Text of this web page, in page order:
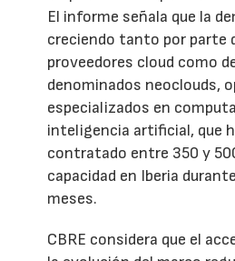
El informe señala que la
creciendo tanto por parte
proveedores cloud como
denominados neoclouds,
especializados en
inteligencia artificial, que
contratado entre 350 y
capacidad en Iberia
meses.
CBRE considera que el